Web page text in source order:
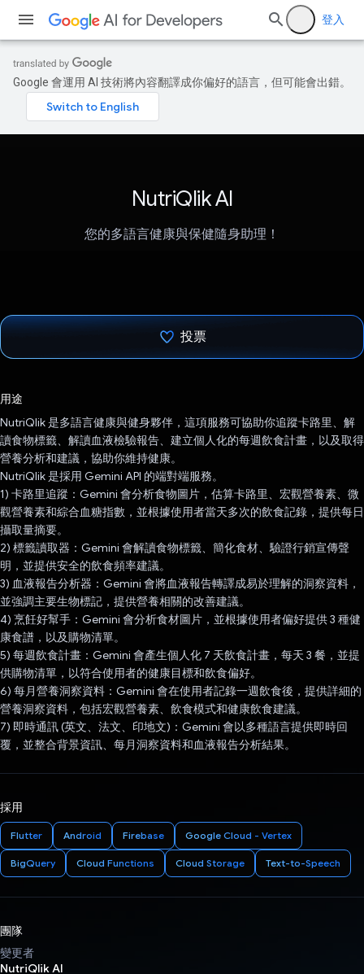
登入
Google 會運用 AI 技術將內容翻譯成你偏好的語言，但可能會出錯。
NutriQlik AI
您的多語言健康與保健隨身助理！
投票
用途
NutriQlik 是多語言健康與健身夥伴，這項服務可協助你追蹤卡路里、解
讀食物標籤、解讀血液檢驗報告、建立個人化的每週飲食計畫，以及取得
營養分析和建議，協助你維持健康。
NutriQlik 是採用 Gemini API 的端對端服務。
1) 卡路里追蹤：Gemini 會分析食物圖片，估算卡路里、宏觀營養素、微
觀營養素和綜合血糖指數，並根據使用者當天多次的飲食記錄，提供每日
攝取量摘要。
2) 標籤讀取器：Gemini 會解讀食物標籤、簡化食材、驗證行銷宣傳聲
明，並提供安全的飲食頻率建議。
3) 血液報告分析器：Gemini 會將血液報告轉譯成易於理解的洞察資料，
並強調主要生物標記，提供營養相關的改善建議。
4) 烹飪好幫手：Gemini 會分析食材圖片，並根據使用者偏好提供 3 種健
康食譜，以及購物清單。
5) 每週飲食計畫：Gemini 會產生個人化 7 天飲食計畫，每天 3 餐，並提
供購物清單，以符合使用者的健康目標和飲食偏好。
6) 每月營養洞察資料：Gemini 會在使用者記錄一週飲食後，提供詳細的
營養洞察資料，包括宏觀營養素、飲食模式和健康飲食建議。
7) 即時通訊 (英文、法文、印地文)：Gemini 會以多種語言提供即時回
覆，並整合背景資訊、每月洞察資料和血液報告分析結果。
採用
Flutter Android Firebase Google Cloud - Vertex
BigQuery Cloud Functions Cloud Storage Text-to-Speech
團隊
變更者
NutriQlik AI